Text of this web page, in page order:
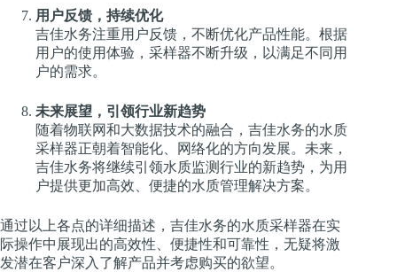
用户反馈，持续优化
吉佳水务注重用户反馈，不断优化产品性能。根据
用户的使用体验，采样器不断升级，以满足不同用
户的需求。
未来展望，引领行业新趋势
随着物联网和大数据技术的融合，吉佳水务的水质
采样器正朝着智能化、网络化的方向发展。未来，
吉佳水务将继续引领水质监测行业的新趋势，为用
户提供更加高效、便捷的水质管理解决方案。
通过以上各点的详细描述，吉佳水务的水质采样器在实
际操作中展现出的高效性、便捷性和可靠性，无疑将激
发潜在客户深入了解产品并考虑购买的欲望。